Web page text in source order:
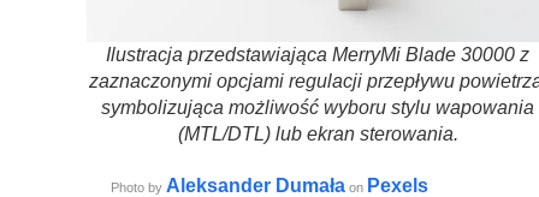
Ilustracja przedstawiająca MerryMi Blade 30000 z
zaznaczonymi opcjami regulacji przepływu
symbolizująca możliwość wyboru stylu wapowania
(MTL/DTL) lub ekran sterowania.
Photo by Aleksander Dumała on Pexels